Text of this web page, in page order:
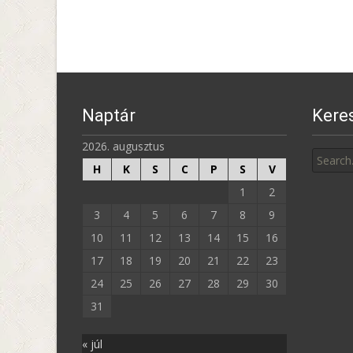
Naptár
2026. augusztus
H
K S C P S
V
1
2
3
4 5 6 7 8
9
10
11 12 13 14 15
16
17
18 19 20 21 22
23
24
25 26 27 28 29
30
31
« júl
for: